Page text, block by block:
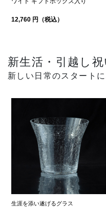
12,760 円（税込）
新生活・引越し祝
新しい日常のスタート
生涯を添い遂げるグラス